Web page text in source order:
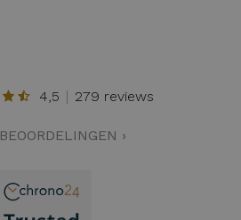
4,5 279 reviews
›